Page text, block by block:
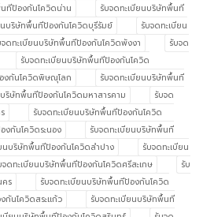
ทีป้องกันโควิดน่าน
รับจดทะเบียนบริษัทพื้นที
นบริษัทพื้นทีป้องกันโควิดบุรีรัมย์
รับจดทะเบียน
จดทะเบียนบริษัทพื้นทีป้องกันโควิดพังงา
รับจด
รับจดทะเบียนบริษัทพื้นทีป้องกันโควิด
งกันโควิดพิษณุโลก
รับจดทะเบียนบริษัทพื้นที
บริษัทพื้นทีป้องกันโควิดมหาสารคาม
รับจด
รับจดทะเบียนบริษัทพื้นทีป้องกันโควิด
งกันโควิดระนอง
รับจดทะเบียนบริษัทพื้นที
นบริษัทพื้นทีป้องกันโควิดลำปาง
รับจดทะเบียน
จดทะเบียนบริษัทพื้นทีป้องกันโควิดศรีสะเกษ
รับ
ร
รับจดทะเบียนบริษัทพื้นทีป้องกันโควิด
กันโควิดสระแก้ว
รับจดทะเบียนบริษัทพื้นที